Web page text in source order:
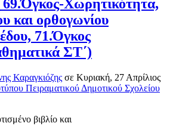
69.Όγκος-Χωρητικότητα,
και ορθογωνίου
71.Όγκος
ΣΤ΄)
Καραγκιόζης σε Κυριακή, 27 Απρίλιος
Πειραματικού Δημοτικού Σχολείου
βιβλίο και